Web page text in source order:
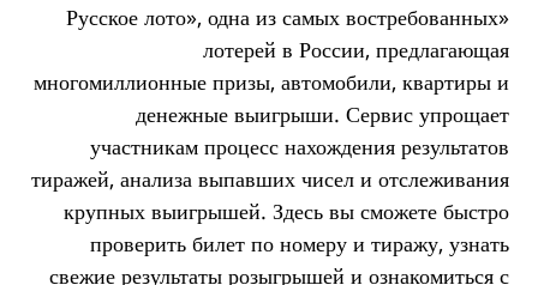
«Русское лото», одна из самых востребованных
лотерей в России, предлагающая
многомиллионные призы, автомобили, квартиры и
денежные выигрыши. Сервис упрощает
участникам процесс нахождения результатов
тиражей, анализа выпавших чисел и отслеживания
крупных выигрышей. Здесь вы сможете быстро
проверить билет по номеру и тиражу, узнать
свежие результаты розыгрышей и ознакомиться с